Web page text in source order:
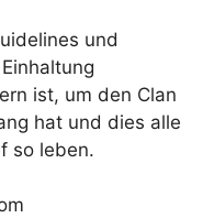
und
ist, um den Clan
hat und dies alle
so leben.